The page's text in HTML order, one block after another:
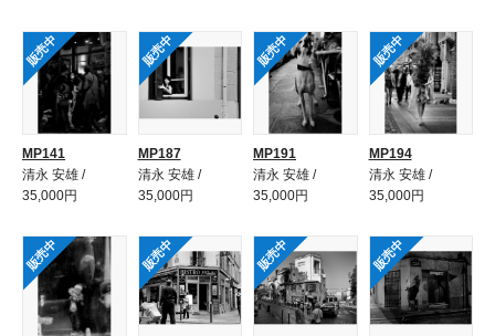
販売中
MP141
清永 安雄 /
35,000円
販売中
MP187
清永 安雄 /
35,000円
販売中
MP191
清永 安雄 /
35,000円
販売中
MP194
清永 安雄 /
35,000円
販売中 販売中 販売中 販売中